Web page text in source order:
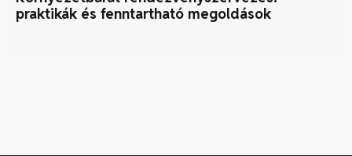
praktikák és fenntartható megoldások